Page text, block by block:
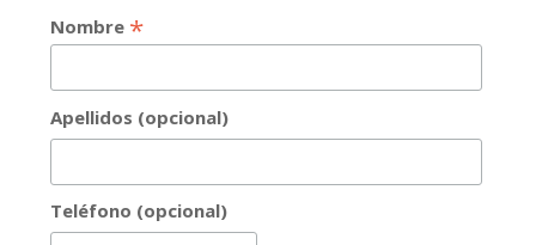
Nombre *
Apellidos (opcional)
Teléfono (opcional)